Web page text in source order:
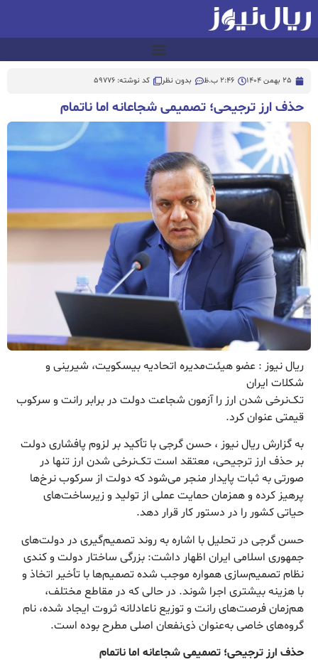
25 بهمن 1404 2:46 ب.ظ بدون نظر کد نوشته: 59776
حذف ارز ترجیحی؛ تصمیمی شجاعانه اما ناتمام
ریال نیوز : عضو هیئت‌مدیره اتحادیه بیسکویت، شیرینی و
شکلات ایران
تک‌نرخی شدن ارز را آزمون شجاعت دولت در برابر رانت و سرکوب
قیمتی عنوان کرد.
به گزارش ریال نیوز ، حسن گرجی با تأکید بر لزوم پافشاری دولت
بر حذف ارز ترجیحی، معتقد است تک‌نرخی شدن ارز تنها در
صورتی به ثبات پایدار منجر می‌شود که دولت از سرکوب نرخ‌ها
پرهیز کرده و همزمان حمایت عملی از تولید و زیرساخت‌های
حیاتی کشور را در دستور کار قرار دهد.
حسن گرجی در تحلیل با اشاره به روند تصمیم‌گیری در دولت‌های
جمهوری اسلامی ایران اظهار داشت: بزرگی ساختار دولت و کندی
نظام تصمیم‌سازی همواره موجب شده تصمیم‌ها با تأخیر اتخاذ و
با هزینه بیشتری اجرا شوند. در حالی که در مقاطع مختلف،
هم‌زمان فرصت‌های رانت و توزیع ناعادلانه ثروت ایجاد شده، نام
گروه‌های خاصی به‌عنوان ذی‌نفعان اصلی مطرح بوده است.
حذف ارز ترجیحی؛ تصمیمی شجاعانه اما ناتمام